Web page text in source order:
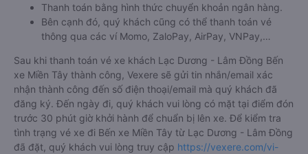
Thanh toán bằng hình thức chuyển khoản ngân hàng.
Bên cạnh đó, quý khách cũng có thể thanh toán vé
thông qua các ví Momo, ZaloPay, AirPay, VNPay,…
Sau khi thanh toán vé xe khách Lạc Dương - Lâm Đồng Bến
xe Miền Tây thành công, Vexere sẽ gửi tin nhắn/email xác
nhận thành công đến số điện thoại/email mà quý khách đã
đăng ký. Đến ngày đi, quý khách vui lòng có mặt tại điểm đón
trước 30 phút giờ khởi hành để chuẩn bị lên xe. Để kiểm tra
tình trạng vé xe đi Bến xe Miền Tây từ Lạc Dương - Lâm Đồng
đã đặt, quý khách vui lòng truy cập https://vexere.com/vi-